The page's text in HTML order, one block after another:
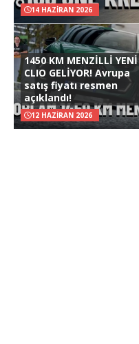
14 HAZIRAN 2026
1450 KM MENZİLLİ YENİ
CLIO GELİYOR! Avrupa
satış fiyatı resmen
açıklandı!
12 HAZIRAN 2026